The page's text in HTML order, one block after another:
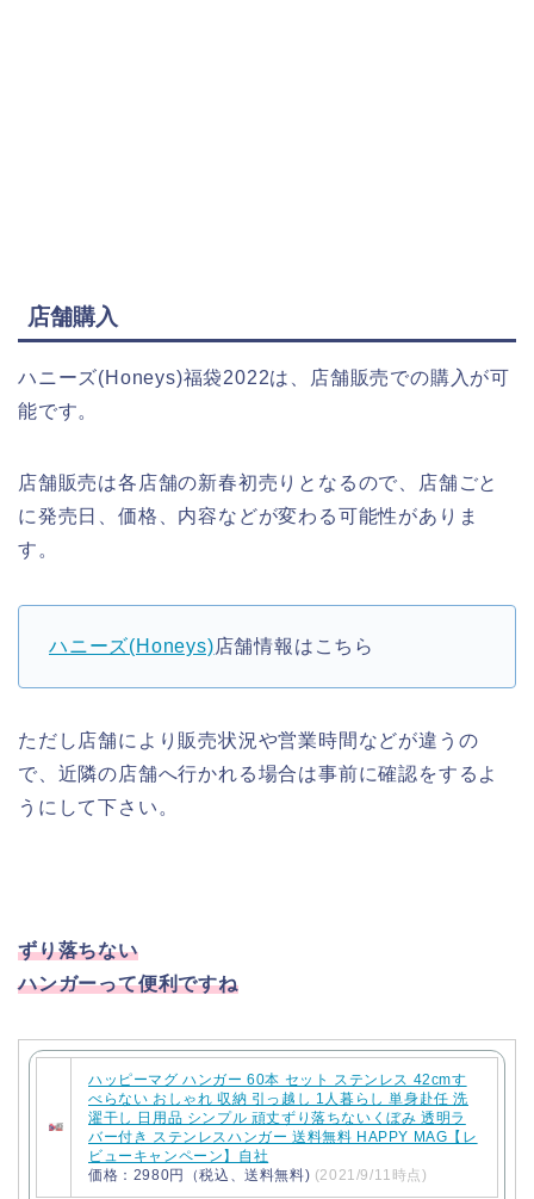
店舗購入
ハニーズ(Honeys)福袋2022は、店舗販売での購入が可
能です。
店舗販売は各店舗の新春初売りとなるので、店舗ごと
に発売日、価格、内容などが変わる可能性がありま
す。
ハニーズ(Honeys)店舗情報はこちら
ただし店舗により販売状況や営業時間などが違うの
で、近隣の店舗へ行かれる場合は事前に確認をするよ
うにして下さい。
ずり落ちない
ハンガーって便利ですね
ハッピーマグ ハンガー 60本 セット ステンレス 42cmす
べらない おしゃれ 収納 引っ越し 1人暮らし 単身赴任 洗
濯干し 日用品 シンプル 頑丈ずり落ちないくぼみ 透明ラ
バー付き ステンレスハンガー 送料無料 HAPPY MAG【レ
ビューキャンペーン】自社
価格：2980円（税込、送料無料) (2021/9/11時点)